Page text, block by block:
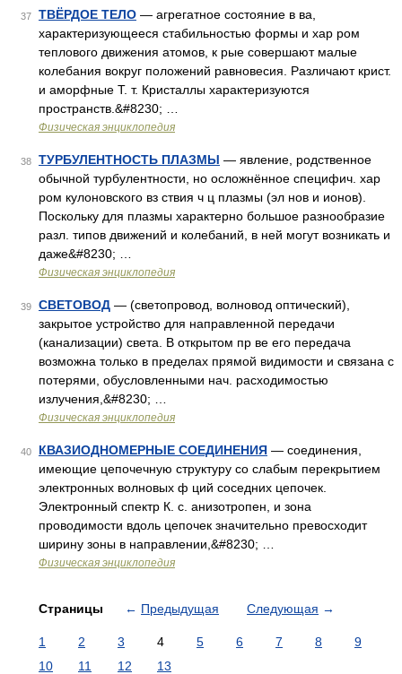
37 ТВЁРДОЕ ТЕЛО — агрегатное состояние в ва,
характеризующееся стабильностью формы и хар ром
теплового движения атомов, к рые совершают малые
колебания вокруг положений равновесия. Различают крист.
и аморфные Т. т. Кристаллы характеризуются
пространств.&#8230; …
Физическая энциклопедия
38 ТУРБУЛЕНТНОСТЬ ПЛАЗМЫ — явление, родственное
обычной турбулентности, но осложнённое специфич. хар
ром кулоновского вз ствия ч ц плазмы (эл нов и ионов).
Поскольку для плазмы характерно большое разнообразие
разл. типов движений и колебаний, в ней могут возникать и
даже&#8230; …
Физическая энциклопедия
39 СВЕТОВОД — (светопровод, волновод оптический),
закрытое устройство для направленной передачи
(канализации) света. В открытом пр ве его передача
возможна только в пределах прямой видимости и связана с
потерями, обусловленными нач. расходимостью
излучения,&#8230; …
Физическая энциклопедия
40 КВАЗИОДНОМEРНЫЕ СОЕДИНЕНИЯ — соединения,
имеющие цепочечную структуру со слабым перекрытием
электронных волновых ф ций соседних цепочек.
Электронный спектр К. с. анизотропен, и зона
проводимости вдоль цепочек значительно превосходит
ширину зоны в направлении,&#8230; …
Физическая энциклопедия
Страницы ← Предыдущая Следующая →
1 2 3 4 5 6 7 8
9
10
11 12 13